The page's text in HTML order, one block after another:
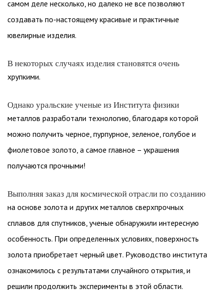
самом деле несколько, но далеко не все позволяют
создавать по-настоящему красивые и практичные
ювелирные изделия.
В некоторых случаях изделия становятся очень
хрупкими.
Однако уральские ученые из Института физики
металлов разработали технологию, благодаря которой
можно получить черное, пурпурное, зеленое, голубое и
фиолетовое золото, а самое главное – украшения
получаются прочными!
Выполняя заказ для космической отрасли по созданию
на основе золота и других металлов сверхпрочных
сплавов для спутников, ученые обнаружили интересную
особенность. При определенных условиях, поверхность
золота приобретает черный цвет. Руководство института
ознакомилось с результатами случайного открытия, и
решили продолжить эксперименты в этой области.